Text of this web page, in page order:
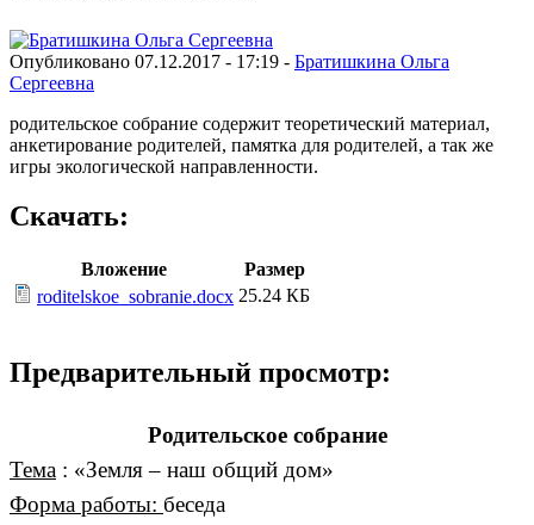
Опубликовано 07.12.2017 - 17:19 - Братишкина Ольга
Сергеевна
родительское собрание содержит теоретический материал,
анкетирование родителей, памятка для родителей, а так же
игры экологической направленности.
Скачать:
Вложение
Размер
roditelskoe_sobranie.docx 25.24 КБ
Предварительный просмотр:
Родительское собрание
Тема : «Земля – наш общий дом»
Форма работы: беседа